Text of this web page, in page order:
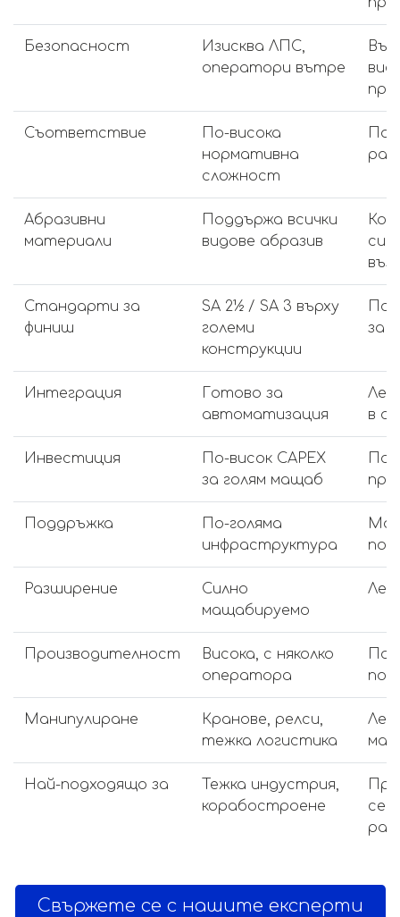
Безопасност
Изисква ЛПС,
оператори вътре
Съответствие
По-висока
нормативна
сложност
По-
Абразивни
материали
Поддържа всички
видове абразив
Стандарти за
финиш
SA 2½ / SA 3 върху
големи
конструкции
за
Интеграция
Готово за
автоматизация
в
Инвестиция
По-висок CAPEX
за голям мащаб
По-
Поддръжка
По-голяма
инфраструктура
Разширение
Силно
мащабируемо
Производителност
Висока, с няколко
оператора
Манипулиране
Кранове, релси,
тежка логистика
Най-подходящо за
Тежка индустрия,
корабостроене
Свържете се с нашите експерти